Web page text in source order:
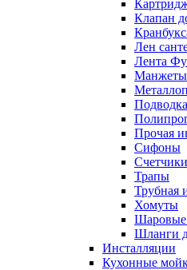
Клапан
Лен
Лента
Манжеты
Прочая
Сифоны
Трапы
Трубная
Хомуты
Шланги
Инсталляции
Кухонные